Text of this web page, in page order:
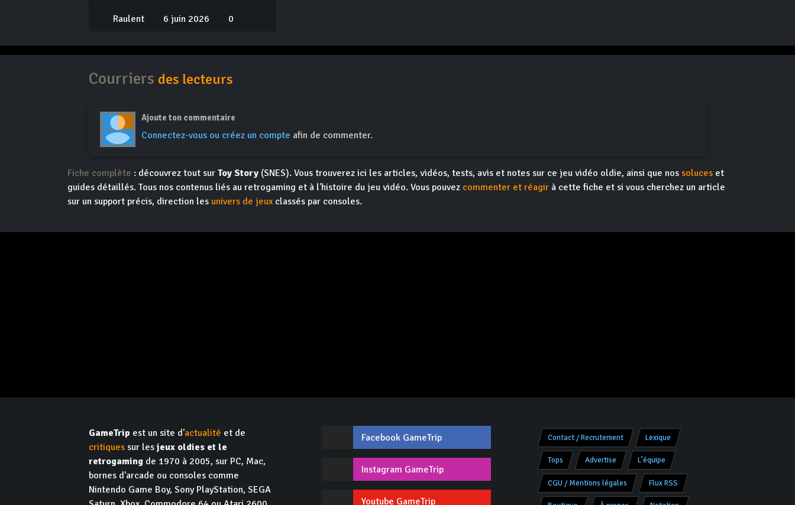
Raulent 6 juin 2026 0
Courriers des lecteurs
Ajoute ton commentaire
Connectez-vous ou créez un compte afin de commenter.
Fiche complète : découvrez tout sur Toy Story (SNES). Vous trouverez ici les articles, vidéos, tests, avis et notes sur ce jeu vidéo oldie, ainsi que nos soluces et
guides détaillés. Tous nos contenus liés au retrogaming et à l'histoire du jeu vidéo. Vous pouvez commenter et réagir à cette fiche et si vous cherchez un article
sur un support précis, direction les univers de jeux classés par consoles.
GameTrip est un site d'actualité et de
critiques sur lesjeux oldies et le
retrogaming de 1970 à 2005, sur PC, Mac,
bornes d'arcade ou consoles comme
Nintendo Game Boy, Sony PlayStation, SEGA
Facebook GameTrip
Instagram GameTrip
Youtube GameTrip
Contact / Recrutement Lexique
Tops Advertise L'équipe
CGU / Mentions légales Flux RSS